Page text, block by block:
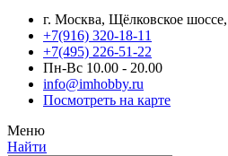
г. Москва, Щёлковское
+7(916) 320-18-11
+7(495) 226-51-22
Пн-Вс 10.00 - 20.00
info@imhobby.ru
Посмотреть на карте
Меню
Найти